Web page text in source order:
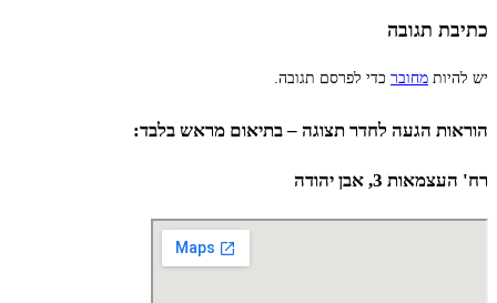
כתיבת תגובה
יש להיות מחובר כדי לפרסם תגובה.
הוראות הגעה לחדר תצוגה – בתיאום מראש בלבד:
רח' העצמאות 3, אבן יהודה